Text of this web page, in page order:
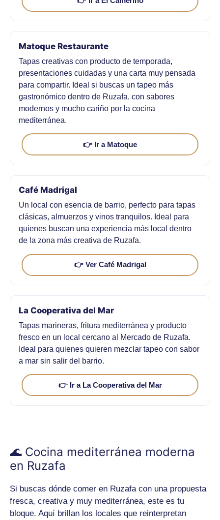
Matoque Restaurante
Tapas creativas con producto de temporada,
presentaciones cuidadas y una carta muy pensada
para compartir. Ideal si buscas un tapeo más
gastronómico dentro de Ruzafa, con sabores
modernos y mucho cariño por la cocina
mediterránea.
👉 Ir a Matoque
Café Madrigal
Un local con esencia de barrio, perfecto para tapas
clásicas, almuerzos y vinos tranquilos. Ideal para
quienes buscan una experiencia más local dentro
de la zona más creativa de Ruzafa.
👉 Ver Café Madrigal
La Cooperativa del Mar
Tapas marineras, fritura mediterránea y producto
fresco en un local cercano al Mercado de Ruzafa.
Ideal para quienes quieren mezclar tapeo con sabor
a mar sin salir del barrio.
👉 Ir a La Cooperativa del Mar
🌊 Cocina mediterránea moderna
en Ruzafa
Si buscas dónde comer en Ruzafa con una propuesta
fresca, creativa y muy mediterránea, este es tu
bloque. Aquí brillan los locales que reinterpretan